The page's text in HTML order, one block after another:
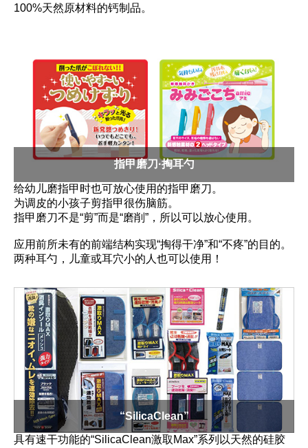
100%天然原材料的钙制品。
指甲磨刀·掏耳勺
给幼儿磨指甲时也可放心使用的指甲磨刀。
为调皮的小孩子剪指甲很伤脑筋。
指甲磨刀不是“剪”而是“磨削”，所以可以放心使用。
应用前所未有的前端结构实现“掏得干净”和“不疼”的目的。
两种耳勺，儿童或耳穴小的人也可以使用！
“SilicaClean”
具有速干功能的“SilicaClean激取Max”系列以天然的硅胶